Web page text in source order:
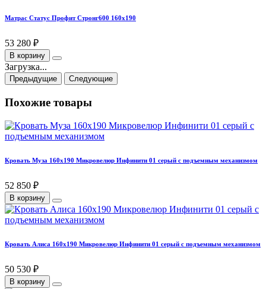
Матрас Статус Профит Стронг600 160х190
53 280 ₽
В корзину
Загрузка...
Предыдущие Следующие
Похожие товары
Кровать Муза 160х190 Микровелюр Инфинити 01 серый с подъемным механизмом
52 850 ₽
В корзину
Кровать Алиса 160х190 Микровелюр Инфинити 01 серый с подъемным механизмом
50 530 ₽
В корзину